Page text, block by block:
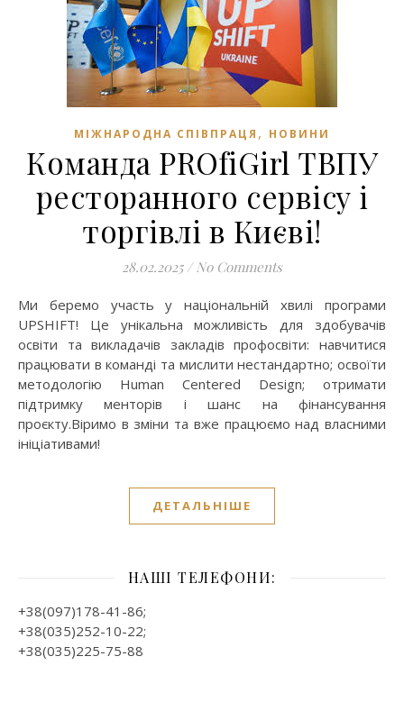
МІЖНАРОДНА СПІВПРАЦЯ , НОВИНИ
Команда PROfiGirl ТВПУ
ресторанного сервісу і
торгівлі в Києві!
28.02.2025 / No Comments
Ми беремо участь у національній хвилі програми
UPSHIFT! Це унікальна можливість для здобувачів
освіти та викладачів закладів профосвіти: навчитися
працювати в команді та мислити нестандартно; освоїти
методологію Human Centered Design; отримати
підтримку менторів і шанс на фінансування
проєкту.Віримо в зміни та вже працюємо над власними
ініціативами!
ДЕТАЛЬНІШЕ
НАШІ ТЕЛЕФОНИ:
+38(097)178-41-86;
+38(035)252-10-22;
+38(035)225-75-88